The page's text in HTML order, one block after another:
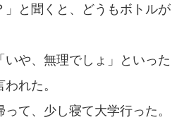
」と聞くと、どうもボトルが
や、無理でしょ」といった
れた。
て、少し寝て大学行った。